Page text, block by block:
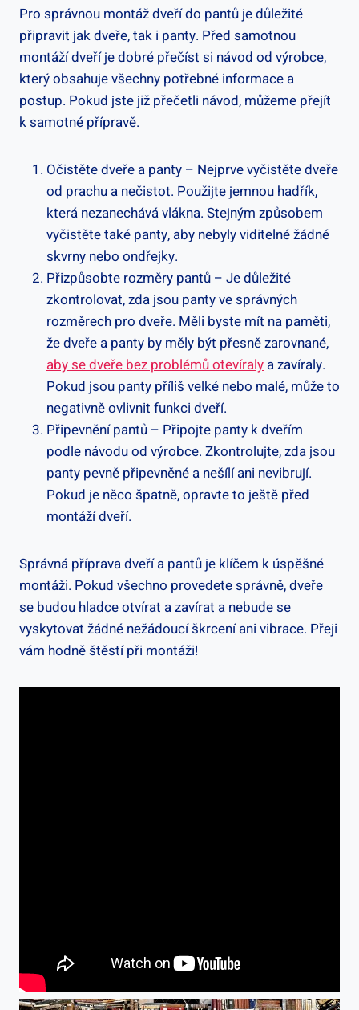
Pro správnou montáž dveří do pantů je důležité
připravit jak dveře, tak i panty. Před samotnou
montáží dveří je dobré přečíst si návod od výrobce,
který obsahuje všechny potřebné informace a
postup. Pokud jste již přečetli návod, můžeme přejít
k samotné přípravě.
Očistěte dveře a panty – Nejprve vyčistěte dveře
od prachu a nečistot. Použijte jemnou hadřík,
která nezanechává vlákna. Stejným způsobem
vyčistěte také panty, aby nebyly viditelné žádné
skvrny nebo ondřejky.
Přizpůsobte rozměry pantů – Je důležité
zkontrolovat, zda jsou panty ve správných
rozměrech pro dveře. Měli byste mít na paměti,
že dveře a panty by měly být přesně zarovnané,
aby se dveře bez problémů otevíraly a zavíraly.
Pokud jsou panty příliš velké nebo malé, může to
negativně ovlivnit funkci dveří.
Připevnění pantů – Připojte panty k dveřím
podle návodu od výrobce. Zkontrolujte, zda jsou
panty pevně připevněné a nešílí ani nevibrují.
Pokud je něco špatně, opravte to ještě před
montáží dveří.
Správná příprava dveří a pantů je klíčem k úspěšné
montáži. Pokud všechno provedete správně, dveře
se budou hladce otvírat a zavírat a nebude se
vyskytovat žádné nežádoucí škrcení ani vibrace. Přeji
vám hodně štěstí při montáži!